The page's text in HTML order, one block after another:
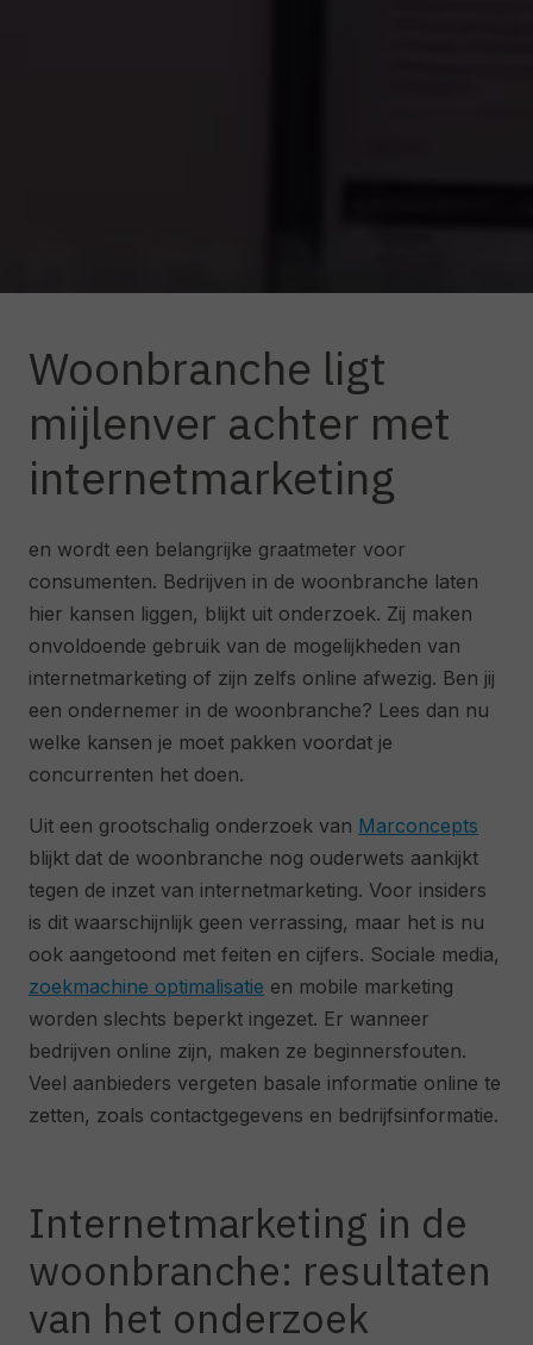
Woonbranche ligt
mijlenver achter met
internetmarketing
en wordt een belangrijke graatmeter voor
consumenten. Bedrijven in de woonbranche laten
hier kansen liggen, blijkt uit onderzoek. Zij maken
onvoldoende gebruik van de mogelijkheden van
internetmarketing of zijn zelfs online afwezig. Ben jij
een ondernemer in de woonbranche? Lees dan nu
welke kansen je moet pakken voordat je
concurrenten het doen.
Uit een grootschalig onderzoek van Marconcepts
blijkt dat de woonbranche nog ouderwets aankijkt
tegen de inzet van internetmarketing. Voor insiders
is dit waarschijnlijk geen verrassing, maar het is nu
ook aangetoond met feiten en cijfers. Sociale media,
zoekmachine optimalisatie en mobile marketing
worden slechts beperkt ingezet. Er wanneer
bedrijven online zijn, maken ze beginnersfouten.
Veel aanbieders vergeten basale informatie online te
zetten, zoals contactgegevens en bedrijfsinformatie.
Internetmarketing in de
woonbranche: resultaten
van het onderzoek